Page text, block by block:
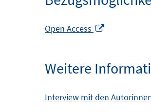
Open Access
öffnen
Weitere
Interview mit den